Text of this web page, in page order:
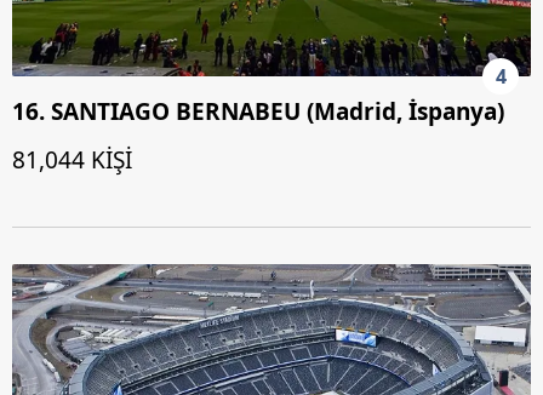
4
16. SANTIAGO BERNABEU (Madrid, İspanya)
81,044 KİŞİ